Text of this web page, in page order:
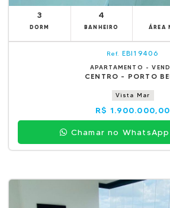
3
DORM
4
BANHEIRO ÁREA
Ref. EBI19406
APARTAMENTO -
CENTRO - PORTO
Vista Mar
R$ 1.900.000,00
Chamar no WhatsApp